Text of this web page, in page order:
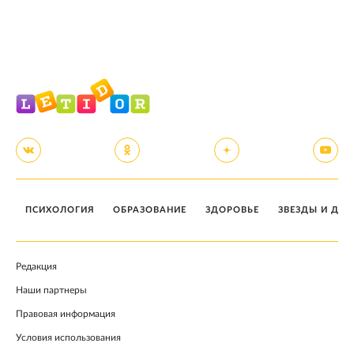
ПСИХОЛОГИЯ ОБРАЗОВАНИЕ ЗДОРОВЬЕ ЗВЕЗДЫ И
Редакция
Наши партнеры
Правовая информация
Условия использования